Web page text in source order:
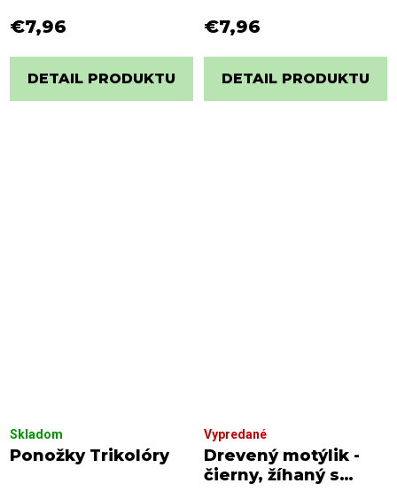
€7,96
DETAIL PRODUKTU
€7,96
DETAIL PRODUKTU
Ponožky Trikolóry
Skladom
Drevený motýlik -
čierny, žíhaný s
Vypredané